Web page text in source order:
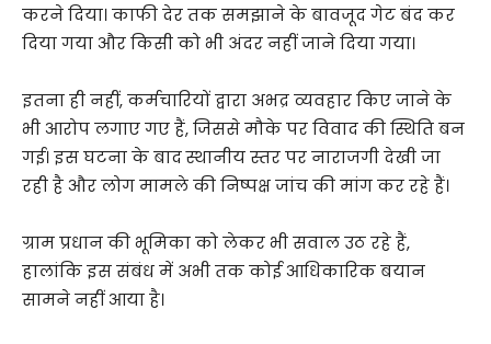
करने दिया। काफी देर तक समझाने के बावजूद गेट बंद कर
दिया गया और किसी को भी अंदर नहीं जाने दिया गया।
इतना ही नहीं, कर्मचारियों द्वारा अभद्र व्यवहार किए जाने के
भी आरोप लगाए गए हैं, जिससे मौके पर विवाद की स्थिति बन
गई। इस घटना के बाद स्थानीय स्तर पर नाराजगी देखी जा
रही है और लोग मामले की निष्पक्ष जांच की मांग कर रहे हैं।
ग्राम प्रधान की भूमिका को लेकर भी सवाल उठ रहे हैं,
हालांकि इस संबंध में अभी तक कोई आधिकारिक बयान
सामने नहीं आया है।